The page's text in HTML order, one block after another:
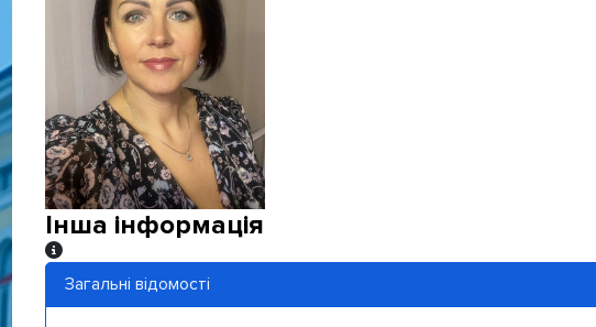
Інша інформація
Інша інформація
Загальні відомості